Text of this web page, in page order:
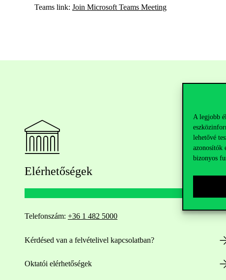
A legjobb
lehetővé
azonosítók
bizonyos
Teams link: Join Microsoft Teams Meeting
Elérhetőségek
Telefonszám: +36 1 482 5000
Kérdésed van a felvételivel kapcsolatban?
Oktatói elérhetőségek